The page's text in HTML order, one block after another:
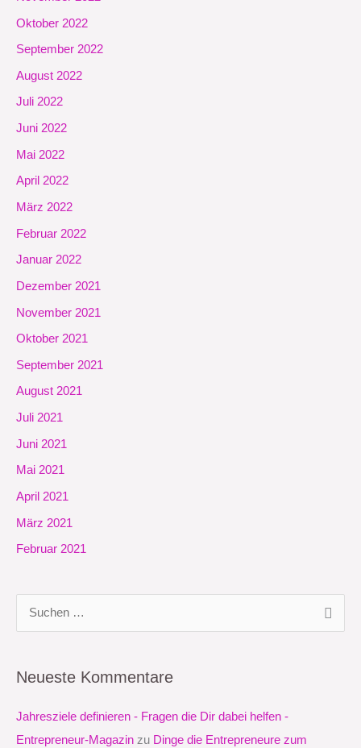
Oktober 2022
September 2022
August 2022
Juli 2022
Juni 2022
Mai 2022
April 2022
März 2022
Februar 2022
Januar 2022
Dezember 2021
November 2021
Oktober 2021
September 2021
August 2021
Juli 2021
Juni 2021
Mai 2021
April 2021
März 2021
Februar 2021
h
e
n
Neueste Kommentare
Jahresziele definieren - Fragen die Dir dabei helfen -
Entrepreneur-Magazin zu Dinge die Entrepreneure zum